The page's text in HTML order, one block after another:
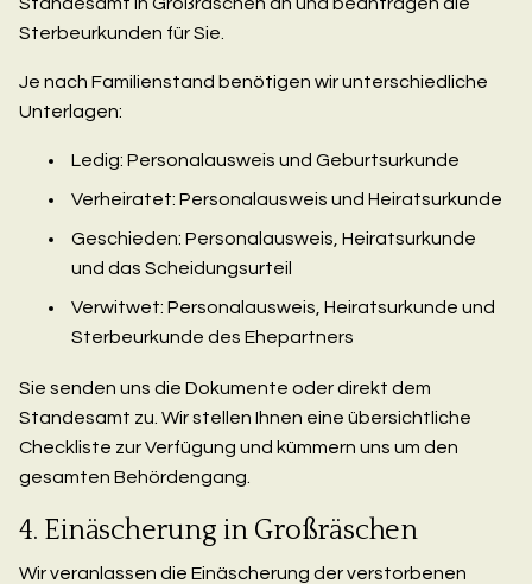
Sterbeurkunden für Sie.
Je nach Familienstand benötigen wir unterschiedliche
Unterlagen:
Ledig: Personalausweis und Geburtsurkunde
Verheiratet: Personalausweis und Heiratsurkunde
Geschieden: Personalausweis, Heiratsurkunde
und das Scheidungsurteil
Verwitwet: Personalausweis, Heiratsurkunde und
Sterbeurkunde des Ehepartners
Sie senden uns die Dokumente oder direkt dem
Standesamt zu. Wir stellen Ihnen eine übersichtliche
Checkliste zur Verfügung und kümmern uns um den
gesamten Behördengang.
4. Einäscherung in Großräschen
Wir veranlassen die Einäscherung der verstorbenen